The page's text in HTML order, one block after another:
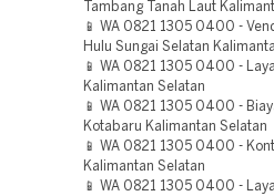
Tambang Tanah Laut
📱 WA 0821 1305 0400 -
Hulu Sungai Selatan
📱 WA 0821 1305 0400 -
Kalimantan Selatan
📱 WA 0821 1305 0400 -
Kotabaru Kalimantan Selatan
📱 WA 0821 1305 0400 -
Kalimantan Selatan
📱 WA 0821 1305 0400 -